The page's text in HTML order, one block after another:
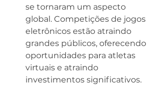
se tornaram um aspecto
global. Competições de jogos
eletrônicos estão atraindo
grandes públicos, oferecendo
oportunidades para atletas
virtuais e atraindo
investimentos significativos.